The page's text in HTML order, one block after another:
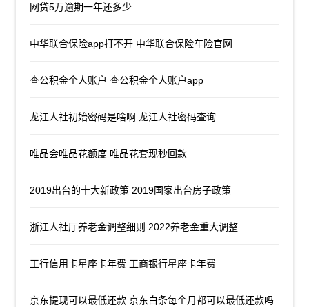
网贷5万逾期一年还多少
中华联合保险app打不开 中华联合保险车险官网
查公积金个人账户 查公积金个人账户app
龙江人社初始密码是啥啊 龙江人社密码查询
唯品会唯品花额度 唯品花套现秒回款
2019出台的十大新政策 2019国家出台房子政策
浙江人社厅养老金调整细则 2022养老金重大调整
工行信用卡星座卡年费 工商银行星座卡年费
京东提现可以最低还款 京东白条每个月都可以最低还款吗